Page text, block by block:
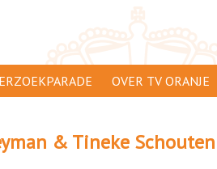
OVER TV ORANJE
CLIP INSTUREN
& Tineke Schouten